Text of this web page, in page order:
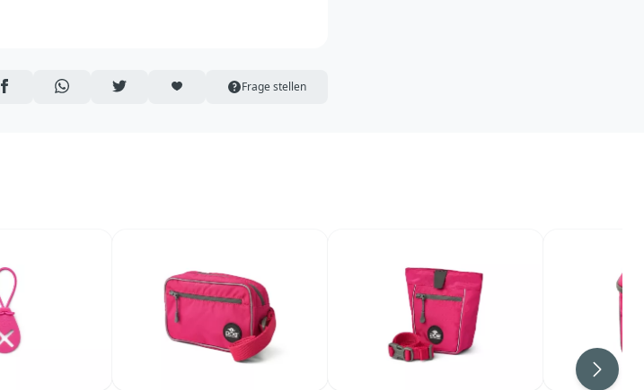
AUF FACEBOOK TEILEN
ÜBER WHATSAPP TEILEN
AUF TWITTER TEILENARTIKEL AUF DIE MERKLISTE
Frage stellen
Weiter